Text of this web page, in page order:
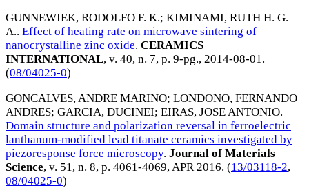
GUNNEWIEK, RODOLFO F. K.; KIMINAMI, RUTH H. G.
A.. Effect of heating rate on microwave sintering of
nanocrystalline zinc oxide. CERAMICS
INTERNATIONAL, v. 40, n. 7, p. 9-pg., 2014-08-01.
(08/04025-0)
GONCALVES, ANDRE MARINO; LONDONO, FERNANDO
ANDRES; GARCIA, DUCINEI; EIRAS, JOSE ANTONIO.
Domain structure and polarization reversal in ferroelectric
lanthanum-modified lead titanate ceramics investigated by
piezoresponse force microscopy. Journal of Materials
Science, v. 51, n. 8, p. 4061-4069,APR 2016. (13/03118-2,
08/04025-0)